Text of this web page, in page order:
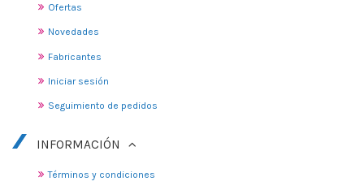
Ofertas
Novedades
Fabricantes
Iniciar sesión
Seguimiento de pedidos
INFORMACIÓN
Términos y condiciones